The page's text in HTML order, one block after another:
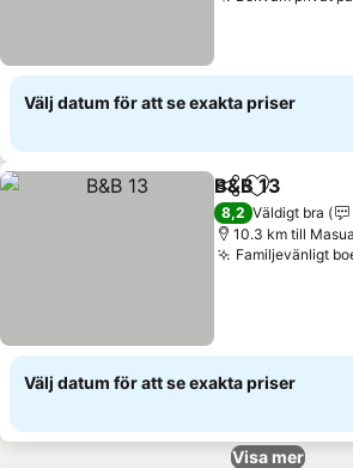
Välj datum för att se exakta priser
Dela Lägg till i
B&B 13
8,2 Väldigt bra
10.3 km till Masua
Familjevänligt
Välj datum för att se exakta priser
Visa mer